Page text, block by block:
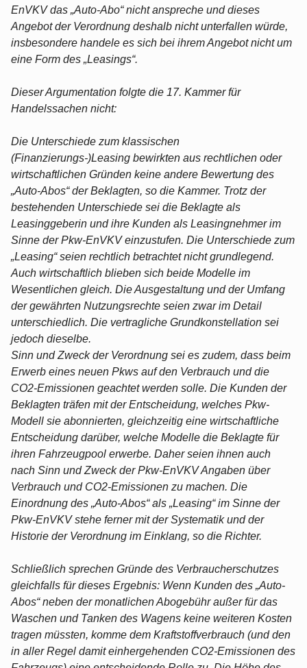
EnVKV das „Auto-Abo“ nicht anspreche und dieses
Angebot der Verordnung deshalb nicht unterfallen würde,
insbesondere handele es sich bei ihrem Angebot nicht um
eine Form des „Leasings“.
Dieser Argumentation folgte die 17. Kammer für
Handelssachen nicht:
Die Unterschiede zum klassischen
(Finanzierungs-)Leasing bewirkten aus rechtlichen oder
wirtschaftlichen Gründen keine andere Bewertung des
„Auto-Abos“ der Beklagten, so die Kammer. Trotz der
bestehenden Unterschiede sei die Beklagte als
Leasinggeberin und ihre Kunden als Leasingnehmer im
Sinne der Pkw-EnVKV einzustufen. Die Unterschiede zum
„Leasing“ seien rechtlich betrachtet nicht grundlegend.
Auch wirtschaftlich blieben sich beide Modelle im
Wesentlichen gleich. Die Ausgestaltung und der Umfang
der gewährten Nutzungsrechte seien zwar im Detail
unterschiedlich. Die vertragliche Grundkonstellation sei
jedoch dieselbe.
Sinn und Zweck der Verordnung sei es zudem, dass beim
Erwerb eines neuen Pkws auf den Verbrauch und die
CO2-Emissionen geachtet werden solle. Die Kunden der
Beklagten träfen mit der Entscheidung, welches Pkw-
Modell sie abonnierten, gleichzeitig eine wirtschaftliche
Entscheidung darüber, welche Modelle die Beklagte für
ihren Fahrzeugpool erwerbe. Daher seien ihnen auch
nach Sinn und Zweck der Pkw-EnVKV Angaben über
Verbrauch und CO2-Emissionen zu machen. Die
Einordnung des „Auto-Abos“ als „Leasing“ im Sinne der
Pkw-EnVKV stehe ferner mit der Systematik und der
Historie der Verordnung im Einklang, so die Richter.
Schließlich sprechen Gründe des Verbraucherschutzes
gleichfalls für dieses Ergebnis: Wenn Kunden des „Auto-
Abos“ neben der monatlichen Abogebühr außer für das
Waschen und Tanken des Wagens keine weiteren Kosten
tragen müssten, komme dem Kraftstoffverbrauch (und den
in aller Regel damit einhergehenden CO2-Emissionen des